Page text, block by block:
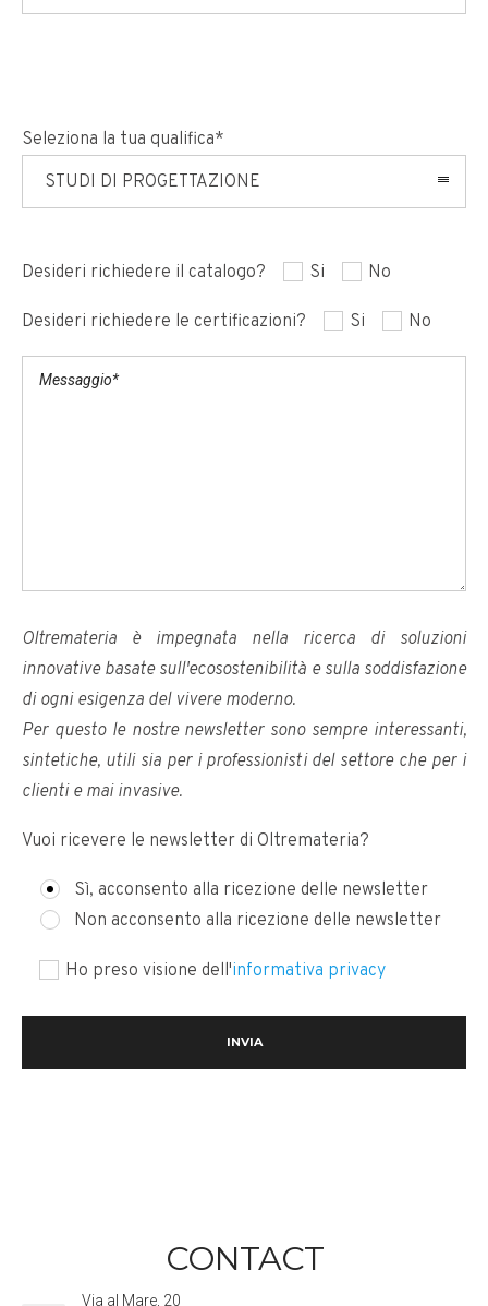
Seleziona la tua qualifica*
STUDI DI PROGETTAZIONE
Desideri richiedere il catalogo? Si No
Desideri richiedere le certificazioni? Si No
Oltremateria è impegnata nella ricerca di soluzioni
innovative basate sull'ecosostenibilità e sulla soddisfazione
di ogni esigenza del vivere moderno.
Per questo le nostre newsletter sono sempre interessanti,
sintetiche, utili sia per i professionisti del settore che per i
clienti e mai invasive.
Vuoi ricevere le newsletter di Oltremateria?
Sì, acconsento alla ricezione delle newsletter
Non acconsento alla ricezione delle newsletter
Ho preso visione dell'informativa privacy
CONTACT
Via al Mare, 20